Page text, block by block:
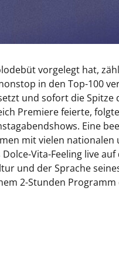
vorgelegt hat,
in den Top-100
und sofort die
Premiere feierte,
Eine
mit vielen
Vita-Feeling live
und der Sprache
2-Stunden